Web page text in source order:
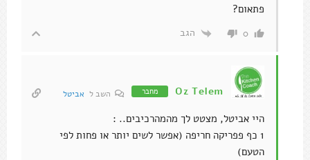
פתאום?
0 הגב
Oz Telem מחבר השב ל אביטל
היי אביטל, מצטט לך מהמהרכיבים.. :
1 כף פפריקה חריפה (אפשר לשים יותר או פחות לפי
הטעם)